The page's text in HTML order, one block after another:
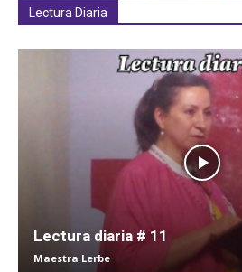
Lectura Diaria
Lectura diaria # 11
Maestra Lerbe